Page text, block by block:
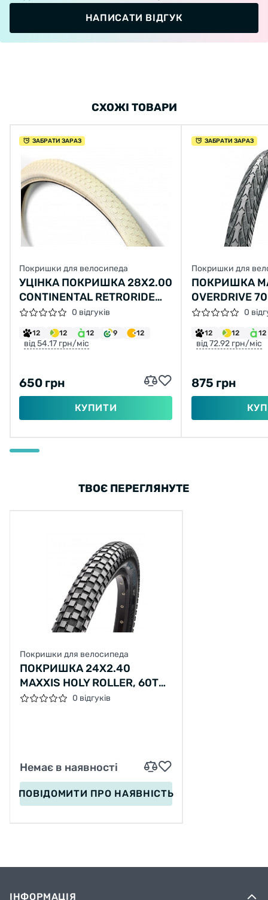
НАПИСАТИ ВІДГУК
СХОЖІ ТОВАРИ
ЗАБРАТИ ЗАРАЗ
Покришки для велосипеда
УЦІНКА ПОКРИШКА 28Х2.00
CONTINENTAL RETRORIDE
КРЕМОВА ЗІ ВІДБИВАЮЧОЮ
СТРІЧКОЮ
0 відгуків
12 12 12 9 12
від 54.17 грн/міс
650 грн
КУПИТИ
ЗАБРАТИ ЗАРАЗ
Покришки для
ПОКРИШКА
OVERDRIVE
0
12 12 12
від 72.92 грн/міс
875 грн
ТВОЄ ПЕРЕГЛЯНУТЕ
Покришки для велосипеда
ПОКРИШКА 24X2.40
MAXXIS HOLY ROLLER, 60TPI,
60A, SPC 0 відгуків
Немає в наявності
ПОВІДОМИТИ ПРО НАЯВНІСТЬ
ІНФОРМАЦІЯ